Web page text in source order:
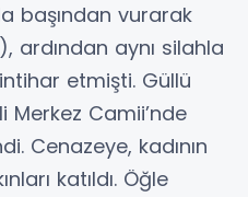
başından vurarak
ardından aynı silahla
etmişti. Güllü
Merkez Camii’nde
Cenazeye, kadının
katıldı. Öğle